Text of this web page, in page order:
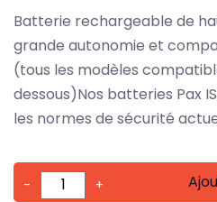
Batterie rechargeable de
grande autonomie et
(tous les modèles
dessous)Nos batteries Pax
les normes de sécurité
- +